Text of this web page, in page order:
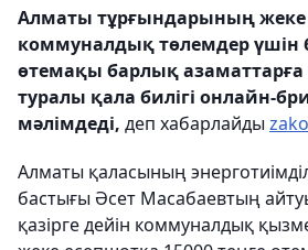
Алматы тұрғындарының
коммуналдық төлемдер үшін
өтемақы барлық азаматтарға
туралы қала билігі онлайн-
мәлімдеді, деп хабарлайды
Алматы қаласының
бастығы Әсет Масабаевтың
қазірге дейін коммуналдық